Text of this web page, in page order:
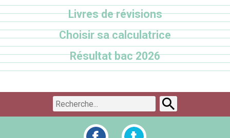
Livres de révisions
Choisir sa calculatrice
Résultat bac 2026